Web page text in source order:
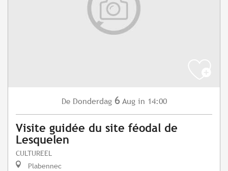
De Donderdag 6 Aug in 14:00
Visite guidée du site féodal de
Lesquelen
CULTUREEL
Plabennec